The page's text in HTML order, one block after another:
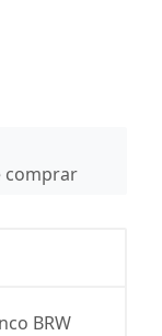
comprar
BRW